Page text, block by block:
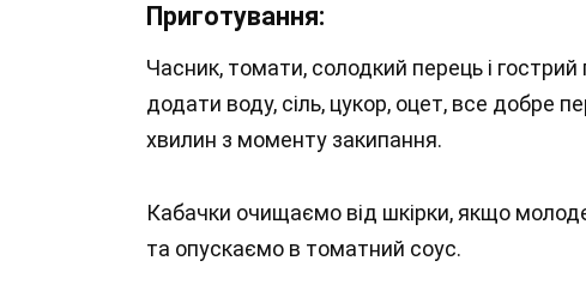
Приготування:
Часник, томати, солодкий перець і
додати воду, сіль, цукор, оцет, все добре
хвилин з моменту закипання.
Кабачки очищаємо від шкірки, якщо
та опускаємо в томатний соус.